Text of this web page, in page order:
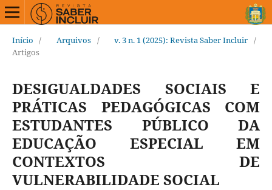
Início / Arquivos / v. 3 n. 1 (2025): Revista Saber Incluir /
Artigos
DESIGUALDADES SOCIAIS E
PRÁTICAS PEDAGÓGICAS COM
ESTUDANTES PÚBLICO DA
EDUCAÇÃO ESPECIAL EM
CONTEXTOS DE
VULNERABILIDADE SOCIAL